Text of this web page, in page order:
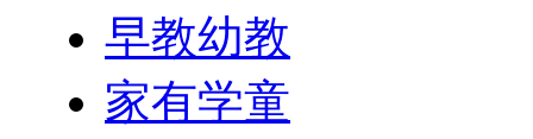
早教幼教
家有学童